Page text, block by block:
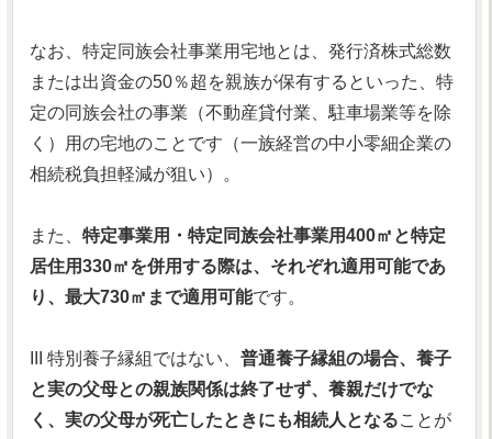
なお、特定同族会社事業用宅地とは、発行済株式総数
または出資金の50％超を親族が保有するといった、特
定の同族会社の事業（不動産貸付業、駐車場業等を除
く）用の宅地のことです（一族経営の中小零細企業の
相続税負担軽減が狙い）。
また、 特定事業用・特定同族会社事業用400㎡と特定
居住用330㎡を併用する際は、それぞれ適用可能であ
り、最大730㎡まで適用可能です。
III 特別養子縁組ではない、 普通養子縁組の場合、養子
と実の父母との親族関係は終了せず、養親だけでな
く、実の父母が死亡したときにも相続人となることが